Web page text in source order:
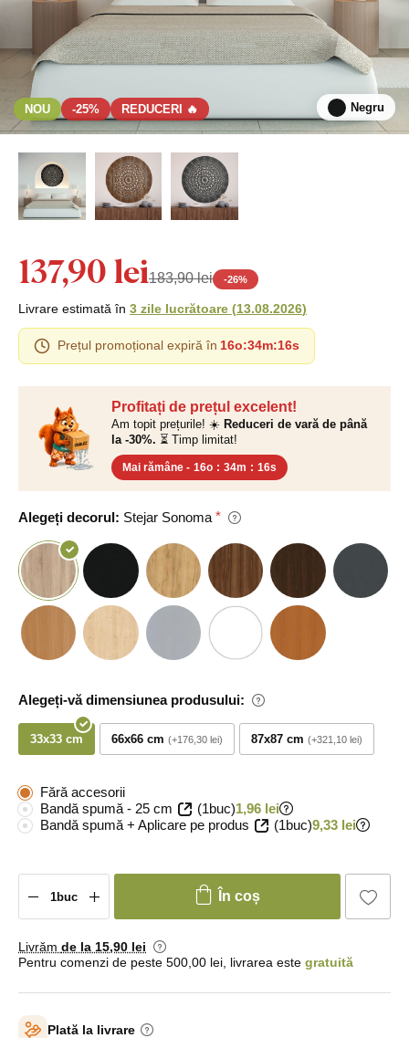
NOU -25% REDUCERI 🔥 Negru
Profitați de prețul excelent!
Am topit prețurile! ☀️ Reduceri de vară de până
la -30%. ⏳ Timp limitat!
Mai rămâne - 16o : 34m : 15s
Alegeți decorul: Stejar Sonoma
Alegeți-vă dimensiunea produsului:
33x33 cm 66x66 cm +176,30 lei 87x87 cm +321,10 lei
137,90 lei183,90 lei -26%
Livrare estimată în 3 zile lucrătoare (13.08.2026)
Prețul promoțional expiră în 16o:34m:15s
Fără accesorii
Bandă spumă - 25 cm
(1buc)1,96 lei
Bandă spumă + Aplicare pe produs
(1buc)9,33 lei
În coș
Livrăm de la 15,90 lei
Pentru comenzi de peste 500,00 lei, livrarea este gratuită
Plată la livrare